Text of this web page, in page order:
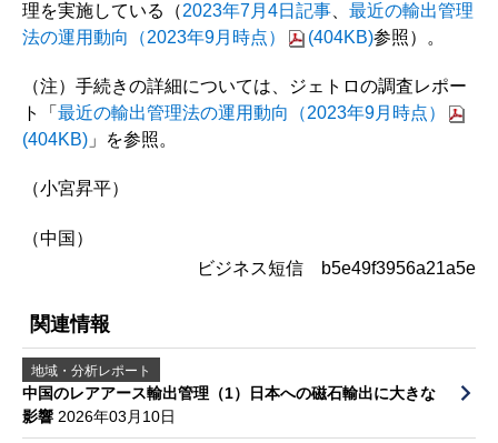
理を実施している（2023年7月4日記事、 最近の輸出管理
法の運用動向（2023年9月時点）
(404KB)参照）。
（注）手続きの詳細については、ジェトロの調査レポー
ト「 最近の輸出管理法の運用動向（2023年9月時点）
(404KB)」を参照。
（小宮昇平）
（中国）
ビジネス短信 b5e49f3956a21a5e
関連情報
地域・分析レポート
中国のレアアース輸出管理（1）日本への磁石輸出に大きな
影響 2026年03月10日